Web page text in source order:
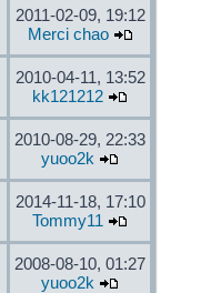
2011-02-09, 19:12
Merci chao
2010-04-11, 13:52
kk121212
2010-08-29, 22:33
yuoo2k
2014-11-18, 17:10
Tommy11
2008-08-10, 01:27
yuoo2k